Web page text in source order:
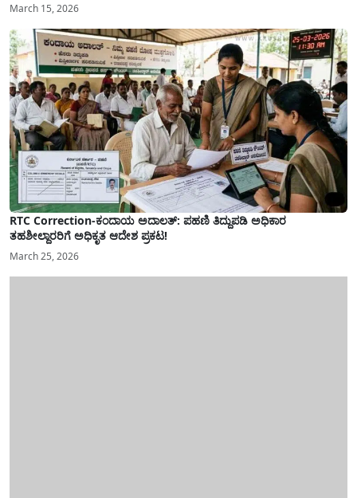
March 15, 2026
RTC Correction-ಕಂದಾಯ ಅದಾಲತ್: ಪಹಣಿ ತಿದ್ದುಪಡಿ ಅಧಿಕಾರ
ತಹಶೀಲ್ದಾರರಿಗೆ ಅಧಿಕೃತ ಆದೇಶ ಪ್ರಕಟ!
March 25, 2026